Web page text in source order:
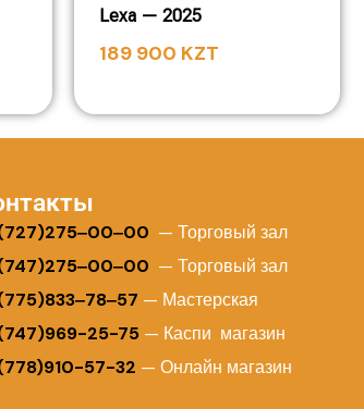
Lexa — 2025
189 900 KZT
— Торговый зал
— Торговый зал
— Мастерская
25-75— Каспи магазин
57-32 — Онлайн магазин